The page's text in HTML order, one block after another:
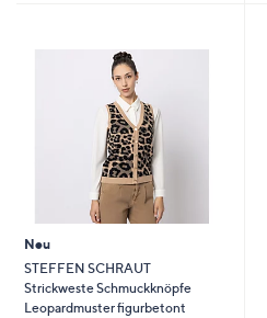
Neu
STEFFEN SCHRAUT
Strickweste Schmuckknöpfe
Leopardmuster figurbetont